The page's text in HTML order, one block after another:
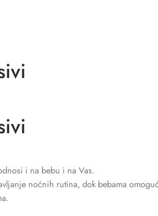
i na bebu i na Vas.
noćnih rutina, dok bebama